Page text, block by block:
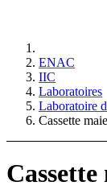
ENAC
IIC
Laboratoires
Laboratoire
Cassette